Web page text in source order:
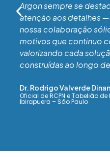
Argon sempre se
atenção aos detalhes
nossa colaboração
motivos que continuo
valorizando cada
construídas ao longo
Dr. Rodrigo Valverde
Oficial de RCPN e Tabelião
Ibirapuera – São Paulo